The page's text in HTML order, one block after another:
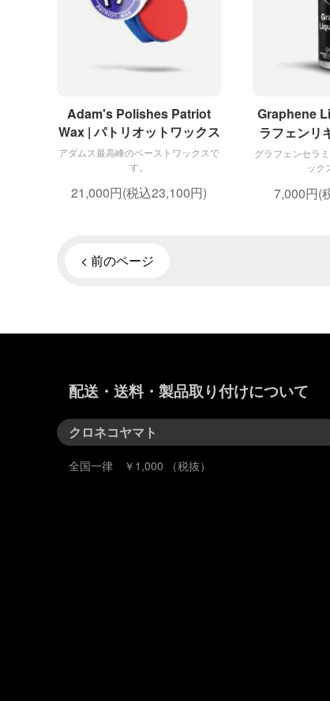
Adam's Polishes Patriot
Wax | パトリオットワックス
アダムス最高峰のペーストワックスで
す。
21,000円(税込23,100円)
Graphene
ラフェンリ
グラフェンセラ
ック
7,000円(
< 前のページ
配送・送料・製品取り付けについて
クロネコヤマト
全国一律 ￥1,000 （税抜）